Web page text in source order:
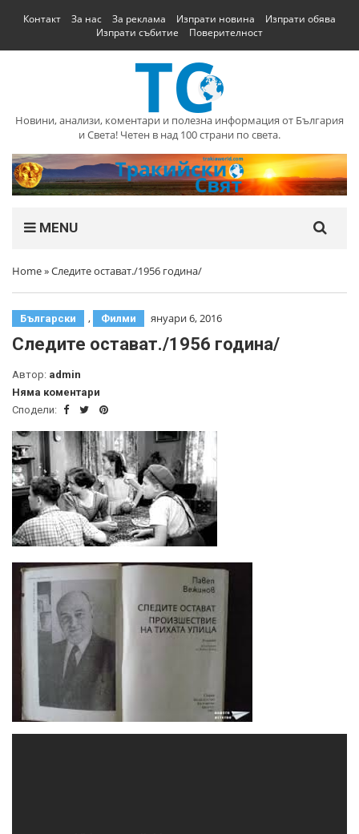
Контакт За нас За реклама Изпрати новина
Изпрати обява
Изпрати събитие
Поверителност
Новини, анализи, коментари и полезна информация от България
и Света! Четен в над 100 страни по света.
MENU
Home»Следите остават./1956 година/
Български , Филми януари 6, 2016
Следите остават./1956 година/
Автор: admin
Няма коментари
Сподели: